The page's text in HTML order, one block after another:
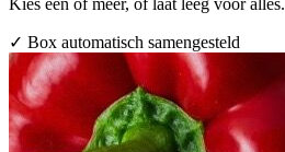
✓ Box automatisch samengesteld